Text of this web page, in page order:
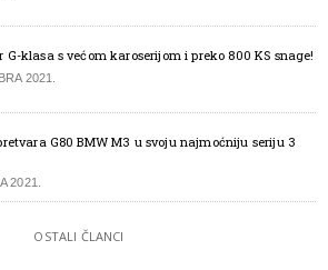
G-klasa s većom karoserijom i preko 800 KS snage!
2021.
G80 BMW M3 u svoju najmoćniju seriju 3
2021.
OSTALI ČLANCI